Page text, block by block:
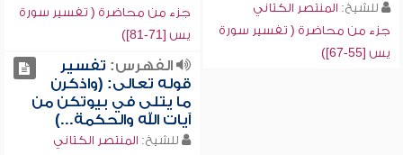
للشيخ: المنتصر الكتاني
جزء من محاضرة ( تفسير سورة
يس [55-67])
جزء من محاضرة ( تفسير سورة
يس [71-81])
الفهرس: تفسير
قوله تعالى: (واذكرن
ما يتلى في بيوتكن من
آيات الله والحكمة...)
للشيخ: المنتصر الكتاني